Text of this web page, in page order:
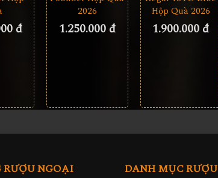
đ
2026
1.250.000 đ
Hộp Quà 2026
1.900.000 đ
RƯỢU NGOẠI DANH MỤC RƯỢU